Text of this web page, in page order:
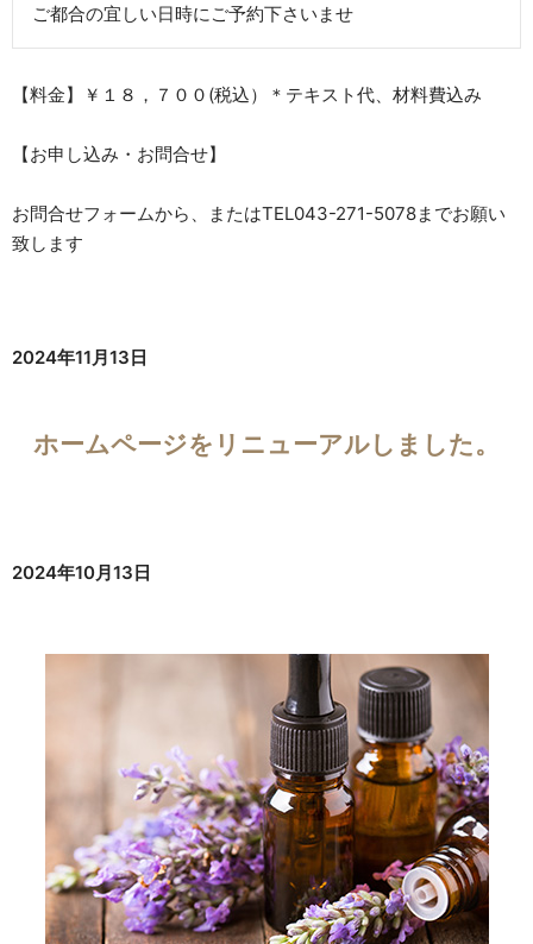
ご都合の宜しい日時にご予約下さいませ
【料金】￥１８，７００(税込）＊テキスト代、材料費込み
【お申し込み・お問合せ】
お問合せフォームから、またはTEL043-271-5078までお願い
致します
2024年11月13日
ホームページをリニューアルしました。
2024年10月13日